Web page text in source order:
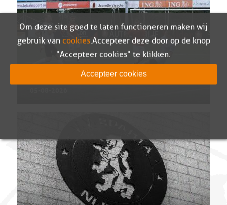
Wedstrijdverslag Berkum – Sparta Nijkerk
Om deze site goed te laten functioneren maken wij
gebruik van cookies. Accepteer deze door op de knop
"Accepteer cookies" te klikken.
Accepteer cookies